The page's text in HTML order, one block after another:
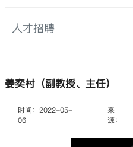
人才招聘
姜奕村（副教授、主任）
时间：2022-05-
06
来
源：